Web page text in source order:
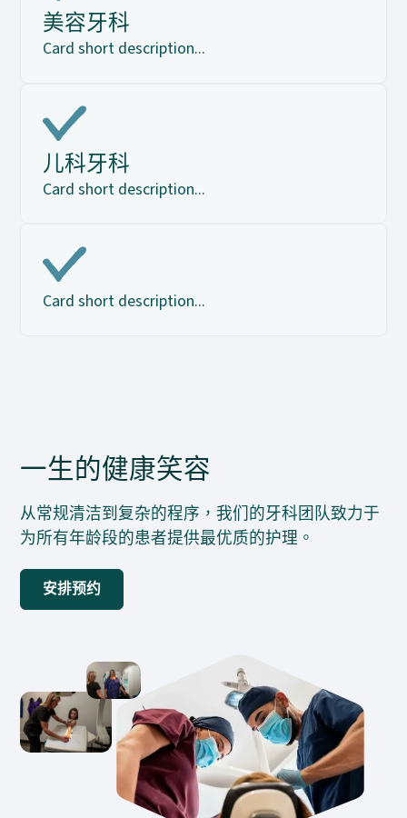
美容牙科
Card short description...
儿科牙科
Card short description...
Card short description...
一生的健康笑容
从常规清洁到复杂的程序，我们的牙科团队致力于
为所有年龄段的患者提供最优质的护理。
安排预约